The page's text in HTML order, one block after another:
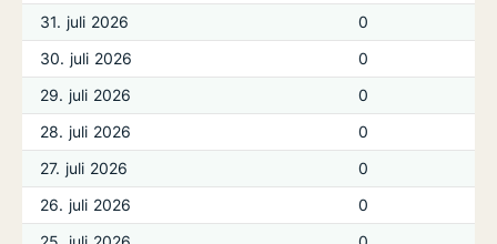
31. juli 2026
0
30. juli 2026
0
29. juli 2026
0
28. juli 2026
0
27. juli 2026
0
26. juli 2026
0